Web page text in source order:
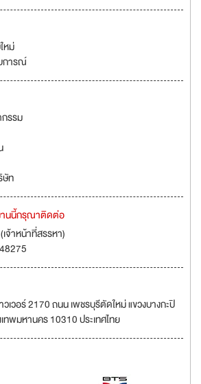
หม่
การณ์
รรม
ษัท
านนี้กรุณาติดต่อ
จ้าหน้าที่สรรหา)
เวอร์ 2170 ถนน เพชรบุรีตัดใหม่ แขวงบางกะปิ
ทพมหานคร 10310 ประเทศไทย